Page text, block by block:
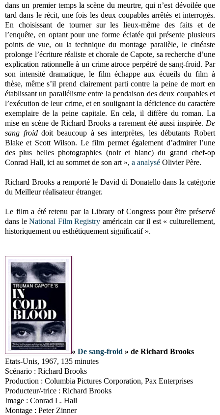
dans un premier temps la scène du meurtre, qui n’est dévoilée que
tard dans le récit, une fois les deux coupables arrêtés et interrogés.
En choisissant de tourner sur les lieux-même des faits et de
l’enquête, en optant pour une forme éclatée qui présente plusieurs
points de vue, ou la technique du montage parallèle, le cinéaste
prolonge l’écriture réaliste et chorale de Capote, sa recherche d’une
explication rationnelle à un crime atroce perpétré de sang-froid. Par
son intensité dramatique, le film échappe aux écueils du film à
thèse, même s’il prend clairement parti contre la peine de mort en
établissant un parallélisme entre la pendaison des deux coupables et
l’exécution de leur crime, et en soulignant la déficience du caractère
exemplaire de la peine capitale. En cela, il diffère du roman. La
mise en scène de Richard Brooks a rarement été aussi inspirée. De
sang froiddoit beaucoup à ses interprètes, les débutants Robert
Blake et Scott Wilson. Le film permet également d’admirer l’une
des plus belles photographies (noir et blanc) du grand chef-op
Conrad Hall, ici au sommet de son art », a analysé Olivier Père.
Richard Brooks a remporté le David di Donatello dans la catégorie
du Meilleur réalisateur étranger.
Le film a été retenu par la Library of Congress pour être préservé
dans leNational Film Registry américain car il est « culturellement,
historiquement ou esthétiquement significatif ».
« De sang-froid » de Richard Brooks
Etats-Unis, 1967, 135 minutes
Scénario : Richard Brooks
Production : Columbia Pictures Corporation, Pax Enterprises
Producteur/-trice : Richard Brooks
Image : Conrad L. Hall
Montage : Peter Zinner